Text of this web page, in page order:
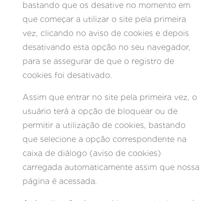
bastando que os desative no momento em
que começar a utilizar o site pela primeira
vez, clicando no aviso de cookies e depois
desativando esta opção no seu navegador,
para se assegurar de que o registro de
cookies foi desativado.
Assim que entrar no site pela primeira vez, o
usuário terá a opção de bloquear ou de
permitir a utilização de cookies, bastando
que selecione a opção correspondente na
caixa de diálogo (aviso de cookies)
carregada automaticamente assim que nossa
página é acessada.